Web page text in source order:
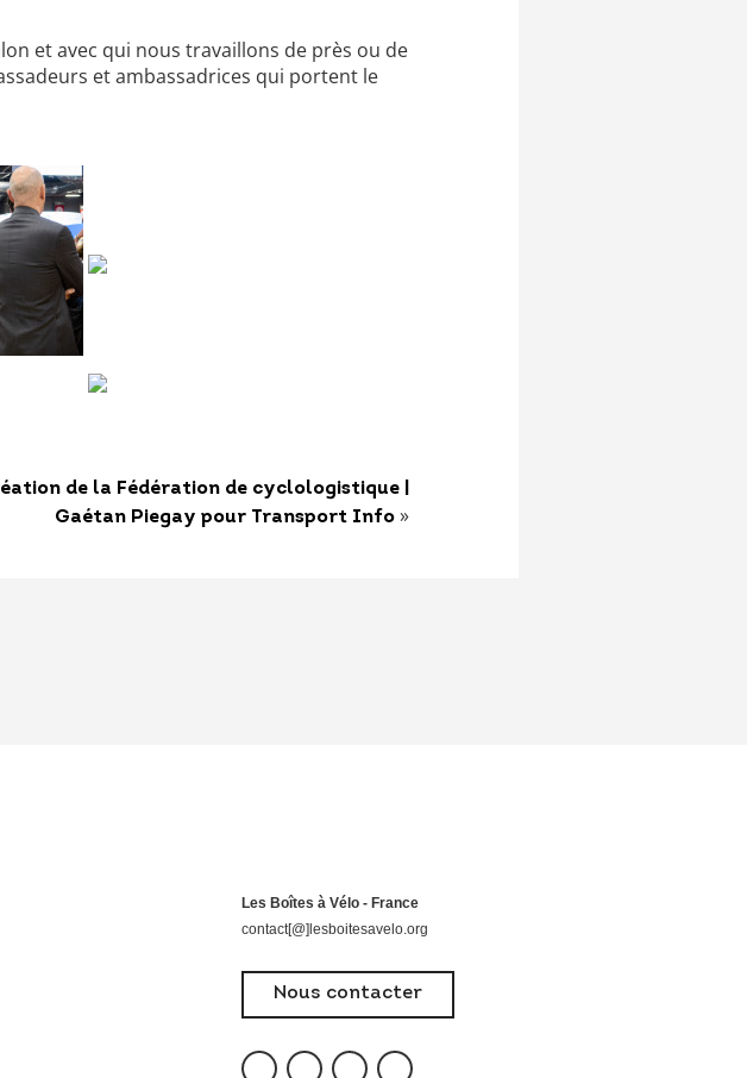
et avec qui nous travaillons de près ou de
et ambassadrices qui portent le
de la Fédération de cyclologistique |
Gaétan Piegay pour Transport Info »
Les Boîtes à Vélo - France
contact[@]lesboitesavelo.org
Nous contacter